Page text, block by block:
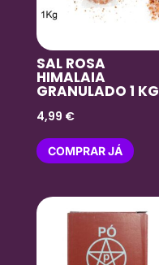
SAL ROSA
HIMALAIA
GRANULADO 1 KG
4,99 €
COMPRAR JÁ